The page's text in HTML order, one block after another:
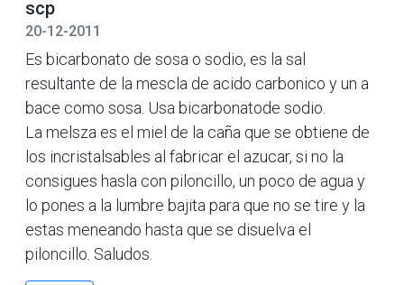
scp
20-12-2011
Es bicarbonato de sosa o sodio, es la sal
resultante de la mescla de acido carbonico y un a
bace como sosa. Usa bicarbonatode sodio.
La melsza es el miel de la caña que se obtiene de
los incristalsables al fabricar el azucar, si no la
consigues hasla con piloncillo, un poco de agua y
lo pones a la lumbre bajita para que no se tire y la
estas meneando hasta que se disuelva el
piloncillo. Saludos.